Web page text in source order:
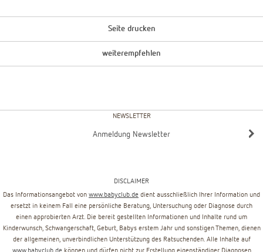
Seite drucken
weiterempfehlen
NEWSLETTER
Anmeldung Newsletter
DISCLAIMER
Das Informationsangebot von www.babyclub.de dient ausschließlich Ihrer Information und
ersetzt in keinem Fall eine persönliche Beratung, Untersuchung oder Diagnose durch
einen approbierten Arzt. Die bereit gestellten Informationen und Inhalte rund um
Kinderwunsch, Schwangerschaft, Geburt, Babys erstem Jahr und sonstigen Themen, dienen
der allgemeinen, unverbindlichen Unterstützung des Ratsuchenden. Alle Inhalte auf